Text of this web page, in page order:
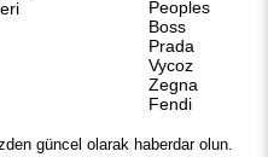
Peoples
Boss
Prada
Vycoz
Zegna
Fendi
güncel olarak haberdar olun.